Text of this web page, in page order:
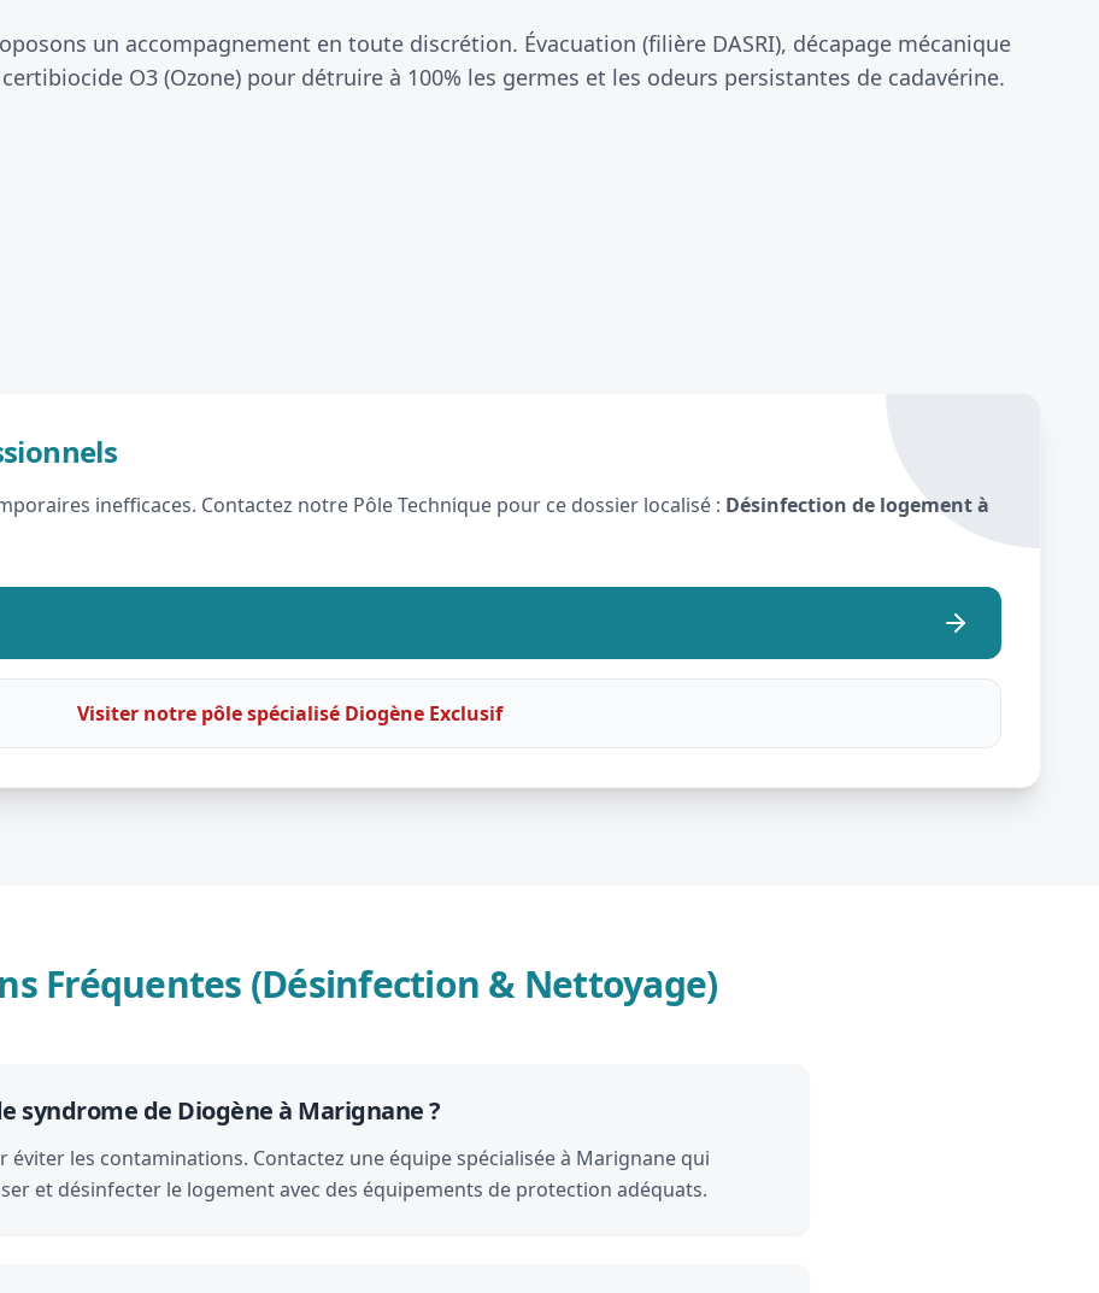
un accompagnement en toute discrétion. Évacuation (filière DASRI), décapage mécanique
O3 (Ozone) pour détruire à 100% les germes et les odeurs persistantes de cadavérine.
inefficaces. Contactez notre Pôle Technique pour ce dossier localisé : Désinfection de logement à
Visiter notre pôle spécialisé Diogène Exclusif
Fréquentes (Désinfection & Nettoyage)
syndrome de Diogène à Marignane ?
éviter les contaminations. Contactez une équipe spécialisée à Marignane qui
et désinfecter le logement avec des équipements de protection adéquats.